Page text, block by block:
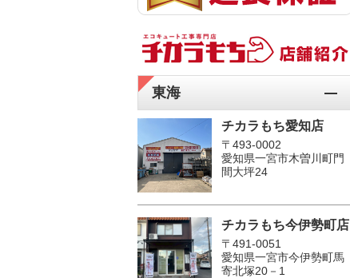
東海
チカラもち愛知店
〒493-0002
愛知県一宮市木曽川町門
間大坪24
チカラもち今伊勢町店
〒491-0051
愛知県一宮市今伊勢町馬
寄北塚20－1